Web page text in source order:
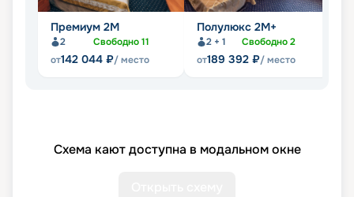
Премиум 2М
2 Свободно11
от142 044 ₽/ место
Полулюкс 2М+
2 + 1 Свободно2
от189 392 ₽/ место
Схема кают доступна в модальном окне